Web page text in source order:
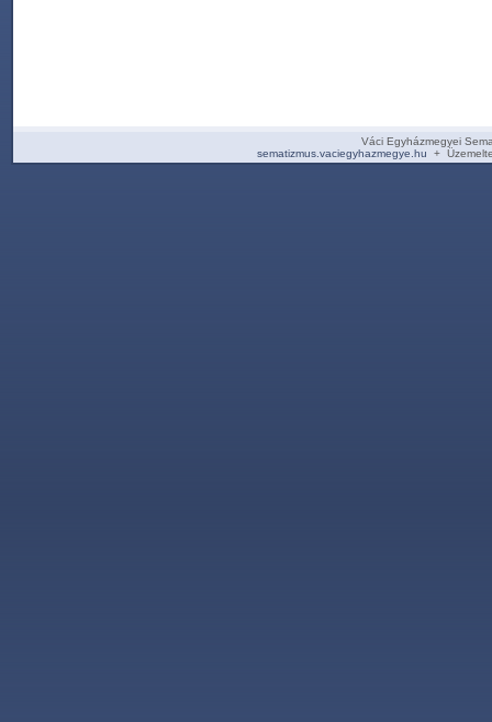
Váci Egyházmegyei
sematizmus.vaciegyhazmegye.hu +